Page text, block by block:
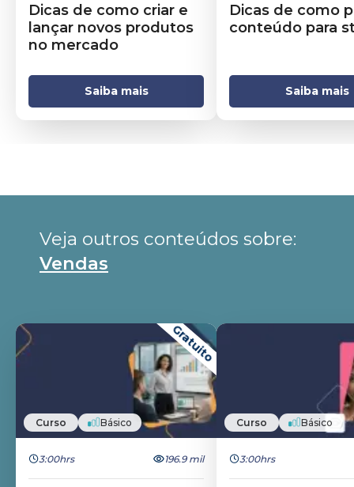
Dicas de como criar e
lançar novos produtos
no mercado
Saiba mais
Dicas de como
conteúdo para
Saiba mais
Vendas
Gratuito
Curso Básico
3:00hrs 196.9 mil
Curso Básico
3:00hrs